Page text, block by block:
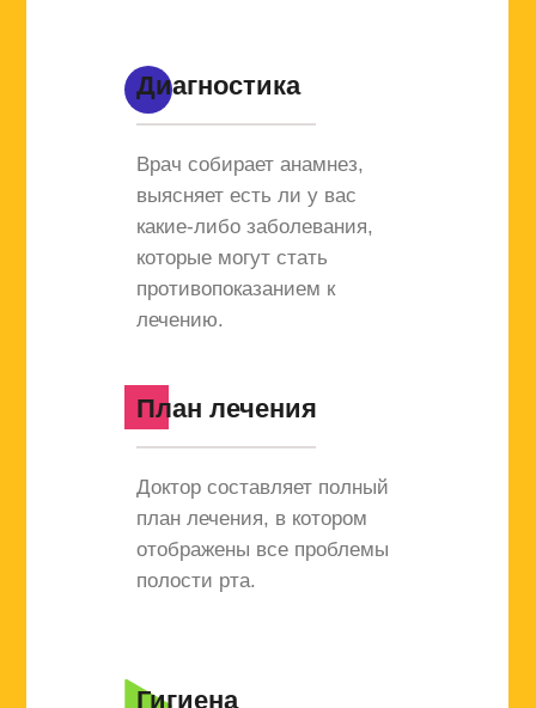
Врач собирает анамнез,
выясняет есть ли у вас
какие-либо заболевания,
которые могут стать
противопоказанием к
лечению.
Доктор составляет полный
план лечения, в котором
отображены все проблемы
полости рта.
Диагностика
План лечения
Гигиена